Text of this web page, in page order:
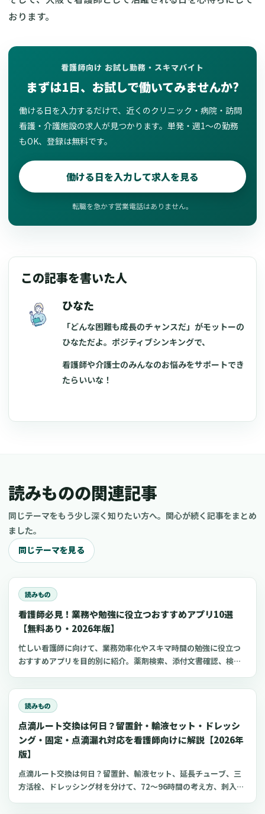
おります。
看護師向け お試し勤務・スキマバイト
まずは1日、お試しで働いてみませんか?
働ける日を入力するだけで、近くのクリニック・病院・訪問
看護・介護施設の求人が見つかります。単発・週1〜の勤務
もOK、登録は無料です。
働ける日を入力して求人を見る
転職を急かす営業電話はありません。
この記事を書いた人
ひなた
「どんな困難も成長のチャンスだ」がモットーの
ひなただよ。ポジティブシンキングで、
看護師や介護士のみんなのお悩みをサポートでき
たらいいな！
読みものの関連記事
同じテーマをもう少し深く知りたい方へ。関心が続く記事をまとめ
ました。
同じテーマを見る
読みもの
看護師必見！業務や勉強に役立つおすすめアプリ10選
【無料あり・2026年版】
忙しい看護師に向けて、業務効率化やスキマ時間の勉強に役立つ
おすすめアプリを目的別に紹介。薬剤検索、添付文書確認、検査
心電図学習、シフト管理など、現場や復職準備で使いやすいアプ
リをまとめました。
読みもの
点滴ルート交換は何日？留置針・輸液セット・ドレッシ
ング・固定・点滴漏れ対応を看護師向けに解説【2026年
版】
点滴ルート交換は何日？留置針、輸液セット、延長チューブ、三
方活栓、ドレッシング材を分けて、72〜96時間の考え方、刺入部